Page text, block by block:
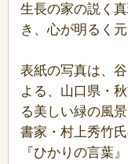
生長の家の説く
き、心が明るく
表紙の写真は、
よる、山口県・
る美しい緑の風
書家・村上秀竹
『ひかりの言葉